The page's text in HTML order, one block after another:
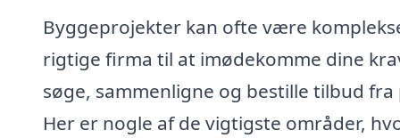
Byggeprojekter kan ofte være
rigtige firma til at imødekomme dine
søge, sammenligne og bestille tilbud
Her er nogle af de vigtigste områder,